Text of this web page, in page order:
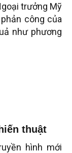
trưởng Mỹ
công của
như phương
thuật
hình mới